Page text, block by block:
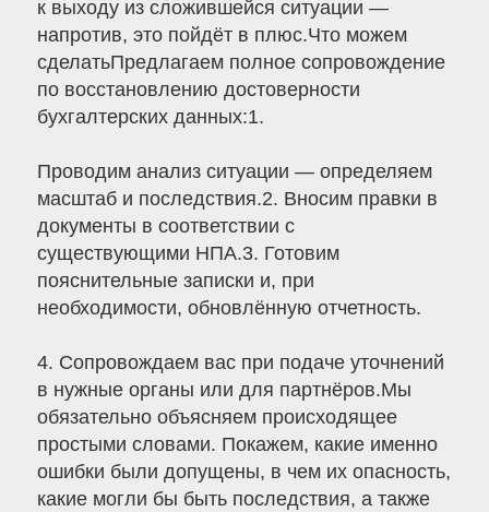
к выходу из сложившейся ситуации —
напротив, это пойдёт в плюс.Что можем
сделатьПредлагаем полное сопровождение
по восстановлению достоверности
бухгалтерских данных:1.
Проводим анализ ситуации — определяем
масштаб и последствия.2. Вносим правки в
документы в соответствии с
существующими НПА.3. Готовим
пояснительные записки и, при
необходимости, обновлённую отчетность.
4. Сопровождаем вас при подаче уточнений
в нужные органы или для партнёров.Мы
обязательно объясняем происходящее
простыми словами. Покажем, какие именно
ошибки были допущены, в чем их опасность,
какие могли бы быть последствия, а также